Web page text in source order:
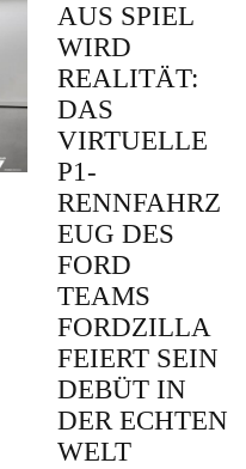
AUS SPIEL
WIRD
REALITÄT:
DAS
VIRTUELLE
P1-
RENNFAHRZ
EUG DES
FORD
TEAMS
FORDZILLA
FEIERT SEIN
DEBÜT IN
DER ECHTEN
WELT